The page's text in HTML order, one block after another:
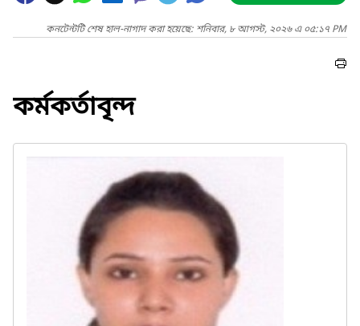
কনটেন্টটি শেষ হাল-নাগাদ করা হয়েছে: শনিবার, ৮ আগস্ট, ২০২৬ এ ০৫:১৭ PM
কর্মকর্তাবৃন্দ